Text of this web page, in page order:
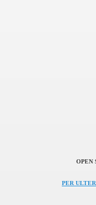
OPEN
PER